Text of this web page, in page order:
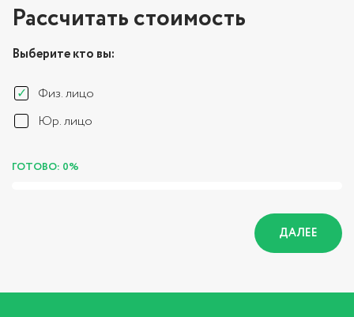
Рассчитать стоимость
Выберите кто вы:
Физ. лицо
Юр. лицо
ГОТОВО: 0%
ДАЛЕЕ